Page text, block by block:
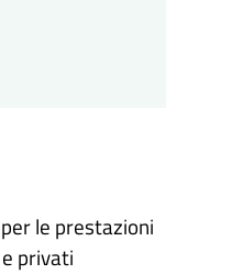
le prestazioni
privati